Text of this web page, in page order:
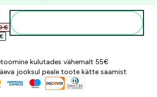
price
€‎
kulutades vähemalt 55€
jooksul peale toote kätte saamist